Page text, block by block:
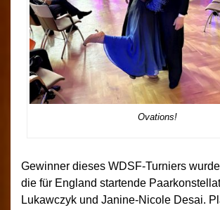
Ovations!
Gewinner dieses WDSF-Turniers
die für England startende
Lukawczyk und Janine-Nicole Desai.